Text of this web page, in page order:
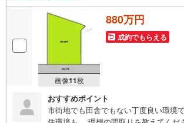
画像11枚
880万円
成約でもらえる
おすすめポイント
市街地でも田舎でもない丁度良い環境